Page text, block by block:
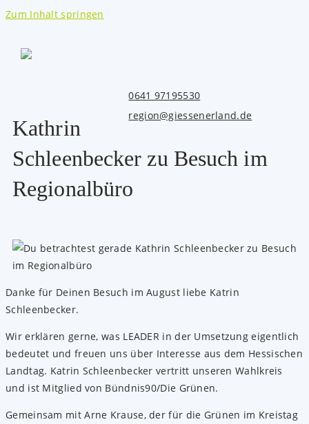
Zum Inhalt springen
0641 97195530
region@giessenerland.de
Kathrin
Schleenbecker zu Besuch im
Regionalbüro
Danke für Deinen Besuch im August liebe Katrin
Schleenbecker.
Wir erklären gerne, was LEADER in der Umsetzung eigentlich
bedeutet und freuen uns über Interesse aus dem Hessischen
Landtag. Katrin Schleenbecker vertritt unseren Wahlkreis
und ist Mitglied von Bündnis90/Die Grünen.
Gemeinsam mit Arne Krause, der für die Grünen im Kreistag